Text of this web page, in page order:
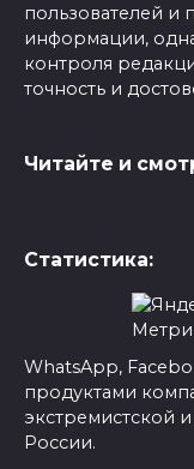
пользователей и
информации,
контроля
точность и
Читайте и
Статистика:
WhatsApp,
продуктами
экстремистской
России.